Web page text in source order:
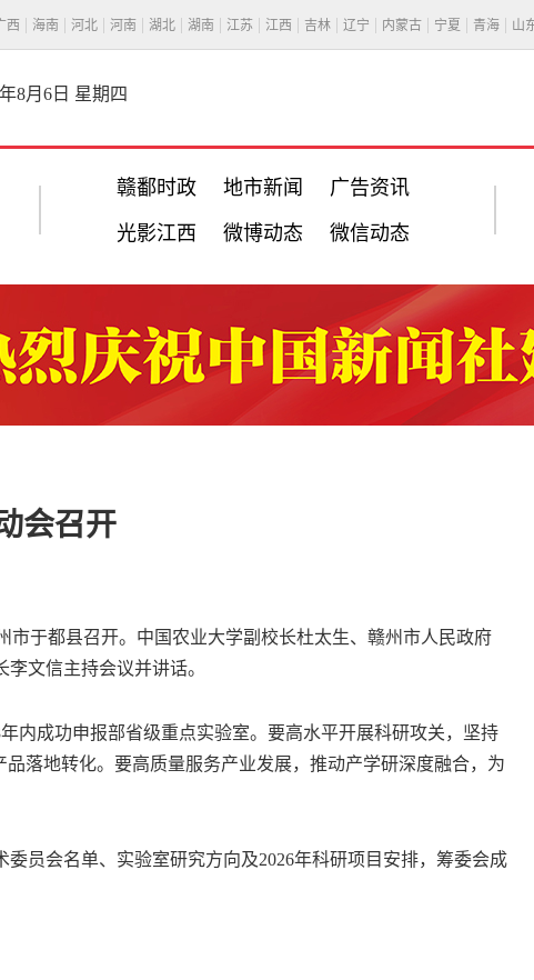
西 海南 河北 河南 湖北 湖南 江苏 江西 吉林 辽宁 内蒙古 宁夏 青海 山
8月6日 星期四
赣鄱时政 地市新闻 广告资讯
光影江西 微博动态 微信动态
会召开
于都县召开。中国农业大学副校长杜太生、赣州市人民政府
文信主持会议并讲话。
成功申报部省级重点实验室。要高水平开展科研攻关，坚持
落地转化。要高质量服务产业发展，推动产学研深度融合，为
会名单、实验室研究方向及2026年科研项目安排，筹委会成